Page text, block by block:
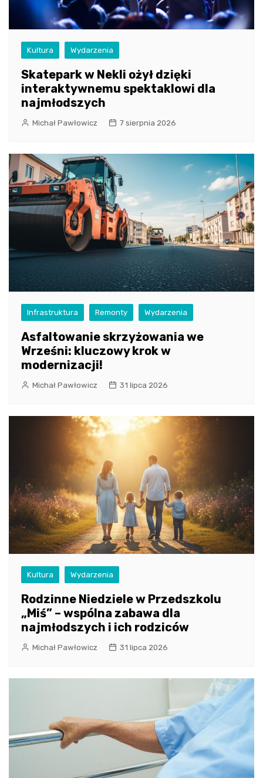
Kultura Wydarzenia
Skatepark w Nekli ożył dzięki
interaktywnemu spektaklowi dla
najmłodszych
Michał Pawłowicz 7 sierpnia 2026
Infrastruktura Remonty Wydarzenia
Asfaltowanie skrzyżowania we
Wrześni: kluczowy krok w
modernizacji!
Michał Pawłowicz 31 lipca 2026
Kultura Wydarzenia
Rodzinne Niedziele w Przedszkolu
„Miś” – wspólna zabawa dla
najmłodszych i ich rodziców
Michał Pawłowicz 31 lipca 2026